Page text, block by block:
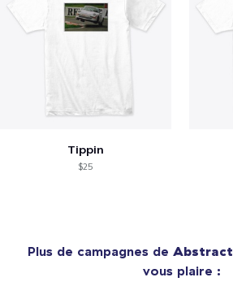
Tippin
$25
Plus de campagnes de Abstract
vous plaire :